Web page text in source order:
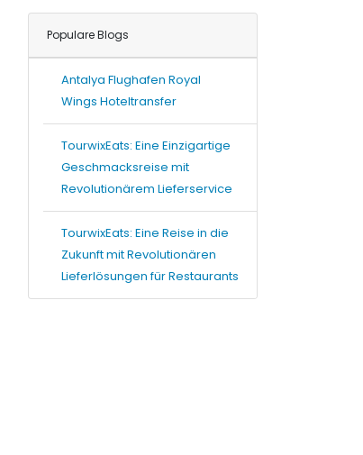
Populare Blogs
Antalya Flughafen Royal
Wings Hoteltransfer
TourwixEats: Eine Einzigartige
Geschmacksreise mit
Revolutionärem Lieferservice
TourwixEats: Eine Reise in die
Zukunft mit Revolutionären
Lieferlösungen für Restaurants